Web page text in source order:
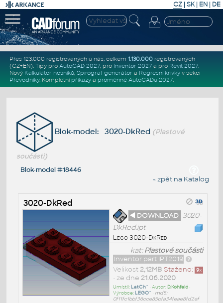
CZ | SK| EN | DE
Přes 123.000 registrovaných u nás, celkem 1.130.000registrovaných
(CZ+EN). Tipy pro AutoCAD 2027, pro Inventor 2027a pro Revit 2027.
Nový Kalkulátor nosníků, Spirograf generátor a Regresní křivkyv sekci
Převodníky. Kompletní příkazya proměnné AutoCADu 2027.
Blok-model: 3020-DkRed (Plastové
součásti)
Blok-model #18446
« zpět na Katalog
3020-DkRed
◄ DOWNLOAD 3020-
DkRed.ipt
Lego 3020-DkRed
kat:Plastové součásti
Inventor part IPT2019
Staženo: 9x
Velikost 2,12MB
• ze dne 21.06.2020
Umístil: LatCh^ • Autor: D.Kohfeld•
Výrobce: LEGO^ • md5:
0f11fc1bbf36cce85bfa34feae8fd2ef